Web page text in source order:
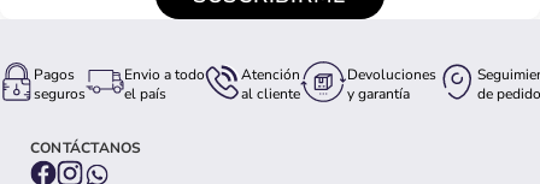
Pagos
seguros
Envio a todo
el país
Atención
al cliente
Devoluciones
y garantía
de pedido
CONTÁCTANOS